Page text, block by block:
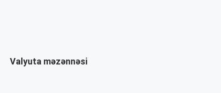
Valyuta məzənnəsi